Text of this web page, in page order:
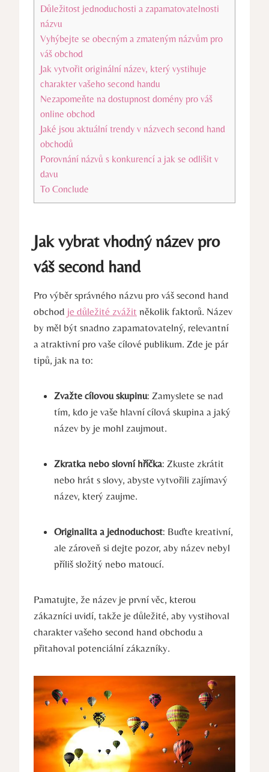
Důležitost jednoduchosti a zapamatovatelnosti
názvu
Vyhýbejte se obecným a zmateným názvům pro
váš obchod
Jak vytvořit originální název, který vystihuje
charakter vašeho second handu
Nezapomeňte na dostupnost domény pro váš
online obchod
Jaké jsou aktuální trendy v názvech second hand
obchodů
Porovnání názvů s konkurencí a jak se odlišit v
davu
To Conclude
Jak vybrat vhodný název pro
váš second hand
Pro výběr správného názvu pro váš second hand
obchod je důležité zvážit několik faktorů. Název
by měl být snadno zapamatovatelný, relevantní
a atraktivní pro vaše cílové publikum. Zde je pár
tipů, jak na to:
Zvažte cílovou skupinu: Zamyslete se nad
tím, kdo je vaše hlavní cílová skupina a jaký
název by je mohl zaujmout.
Zkratka nebo slovní hříčka: Zkuste zkrátit
nebo hrát s slovy, abyste vytvořili zajímavý
název, který zaujme.
Originalita a jednoduchost: Buďte kreativní,
ale zároveň si dejte pozor, aby název nebyl
příliš složitý nebo matoucí.
Pamatujte, že název je první věc, kterou
zákazníci uvidí, takže je důležité, aby vystihoval
charakter vašeho second hand obchodu a
přitahoval potenciální zákazníky.